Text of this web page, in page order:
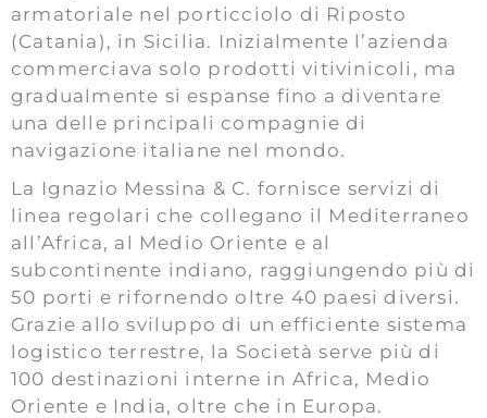
armatoriale nel porticciolo di Riposto
(Catania), in Sicilia. Inizialmente l’azienda
commerciava solo prodotti vitivinicoli, ma
gradualmente si espanse fino a diventare
una delle principali compagnie di
navigazione italiane nel mondo.
La Ignazio Messina & C. fornisce servizi di
linea regolari che collegano il Mediterraneo
all’Africa, al Medio Oriente e al
subcontinente indiano, raggiungendo più di
50 porti e rifornendo oltre 40 paesi diversi.
Grazie allo sviluppo di un efficiente sistema
logistico terrestre, la Società serve più di
100 destinazioni interne in Africa, Medio
Oriente e India, oltre che in Europa.